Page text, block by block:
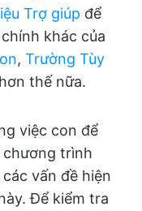
Trợ giúp để
khác của
, Trường Tùy
thế nữa.
việc con để
chương trình
vấn đề hiện
Để kiểm tra